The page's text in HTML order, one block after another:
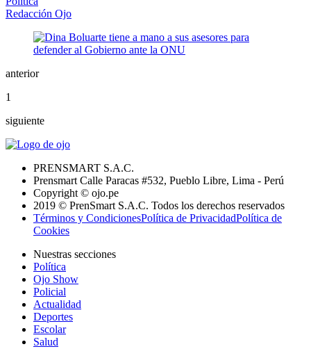
Redacción Ojo
anterior
1
siguiente
PRENSMART S.A.C.
Prensmart Calle Paracas #532, Pueblo Libre, Lima - Perú
Copyright © ojo.pe
2019 © PrenSmart S.A.C. Todos los derechos reservados
Términos y CondicionesPolítica de PrivacidadPolítica de
Cookies
Nuestras secciones
Política
Ojo Show
Policial
Actualidad
Deportes
Escolar
Salud